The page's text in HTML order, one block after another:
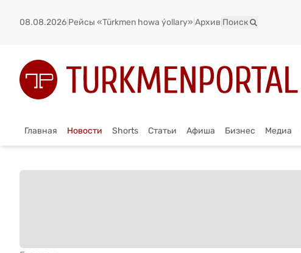
08.08.2026 Рейсы «Türkmen howa ýollary» Архив Поиск
Главная Новости Shorts Статьи Афиша Бизнес Медиа